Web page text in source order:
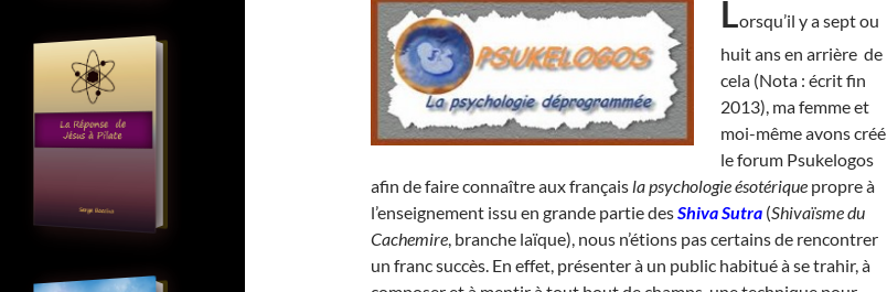
Lorsqu’il y a sept ou
huit ans en arrière de
cela (Nota : écrit fin
2013), ma femme et
moi-même avons créé
le forum Psukelogos
afin de faire connaître aux français la psychologie ésotérique propre à
l’enseignement issu en grande partie desShiva Sutra (Shivaïsme du
Cachemire, branche laïque), nous n’étions pas certains de rencontrer
un franc succès. En effet, présenter à un public habitué à se trahir, à